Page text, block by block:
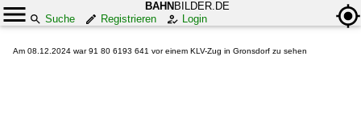
BAHN BILDER.DE
Suche
Registrieren Login
Am 08.12.2024 war 91 80 6193 641 vor einem KLV-Zug in Gronsdorf zu sehen